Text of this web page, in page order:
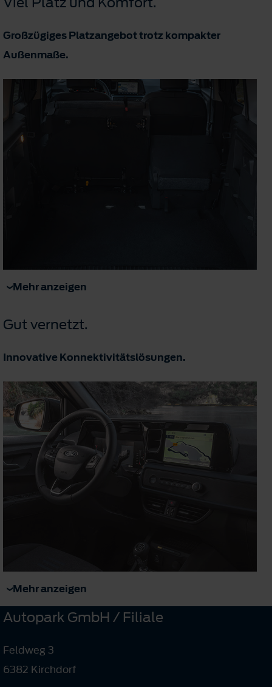
Großzügiges Platzangebot trotz kompakter
Außenmaße.
Mehr anzeigen
Gut vernetzt.
Innovative Konnektivitätslösungen.
Mehr anzeigen
Autopark GmbH / Filiale
Feldweg 3
6382 Kirchdorf